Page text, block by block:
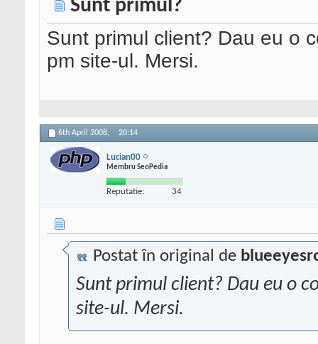
Sunt primul?
Sunt primul client? Dau eu o
pm site-ul. Mersi.
6th April 2008, 20:14
Lucian00
Membru SeoPedia
Reputatie: 34
Postat în original de
Sunt primul client? Dau eu o
site-ul. Mersi.